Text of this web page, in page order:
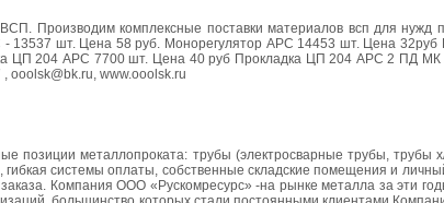
Производим комплексные поставки материалов всп для нужд
13537 шт. Цена 58 руб. Монорегулятор АРС 14453 шт. Цена
ЦП 204 АРС 7700 шт. Цена 40 руб Прокладка ЦП 204 АРС 2 ПД МК
ooolsk@bk.ru, www.ooolsk.ru
позиции металлопроката: трубы (электросварные трубы, трубы
гибкая системы оплаты, собственные складские помещения и
Компания ООО «Рускомресурс» -на рынке металла за эти